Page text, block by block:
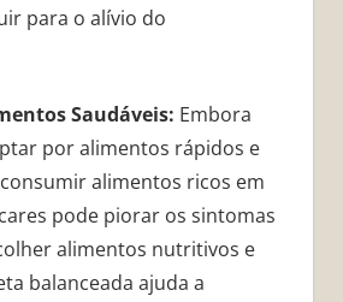
para o alívio do
Saudáveis: Embora
por alimentos rápidos e
alimentos ricos em
pode piorar os sintomas
alimentos nutritivos e
balanceada ajuda a